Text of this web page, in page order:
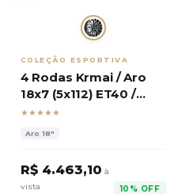
COLEÇÃO ESPORTIVA
4 Rodas Krmai / Aro
18x7 (5x112) ET40 /
Modelo S49 Audi
★★★★★
Aro 18"
R$ 4.463,10 à
vista
10% OFF